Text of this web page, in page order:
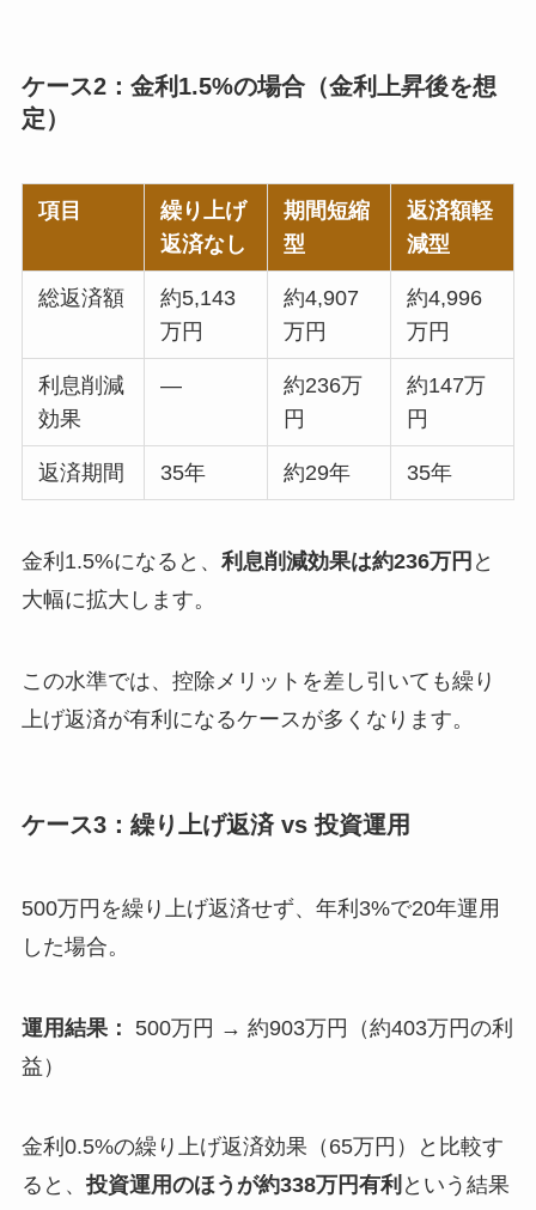
ケース2：金利1.5%の場合（金利上昇後を想
定）
項目
繰り上げ
返済なし
期間短縮
型
返済額軽
減型
総返済額
約5,143
万円
約4,907
万円
約4,996
万円
利息削減
効果
—
約236万
円
約147万
円
返済期間 35年 約29年 35年
金利1.5%になると、 利息削減効果は約236万円 と
大幅に拡大します。
この水準では、控除メリットを差し引いても繰り
上げ返済が有利になるケースが多くなります。
ケース3：繰り上げ返済 vs 投資運用
500万円を繰り上げ返済せず、年利3%で20年運用
した場合。
運用結果：
500万円 → 約903万円（約403万円の利
益）
金利0.5%の繰り上げ返済効果（65万円）と比較す
ると、 投資運用のほうが約338万円有利 という結果